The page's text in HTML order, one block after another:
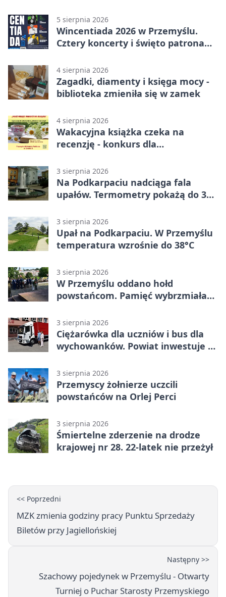
5 sierpnia 2026
Wincentiada 2026 w Przemyślu.
Cztery koncerty i święto patrona
4 sierpnia 2026
Zagadki, diamenty i księga mocy -
biblioteka zmieniła się w zamek
4 sierpnia 2026
Wakacyjna książka czeka na
recenzję - konkurs dla
3 sierpnia 2026
Na Podkarpaciu nadciąga fala
upałów. Termometry pokażą do 36
3 sierpnia 2026
Upał na Podkarpaciu. W Przemyślu
temperatura wzrośnie do 38°C
3 sierpnia 2026
W Przemyślu oddano hołd
powstańcom. Pamięć wybrzmiała
3 sierpnia 2026
Ciężarówka dla uczniów i bus dla
wychowanków. Powiat inwestuje w
3 sierpnia 2026
Przemyscy żołnierze uczcili
powstańców na Orlej Perci
3 sierpnia 2026
Śmiertelne zderzenie na drodze
krajowej nr 28. 22-latek nie przeżył
<< Poprzedni
MZK zmienia godziny pracy Punktu Sprzedaży
Biletów przy Jagiellońskiej
Następny >>
Szachowy pojedynek w Przemyślu - Otwarty
Turniej o Puchar Starosty Przemyskiego